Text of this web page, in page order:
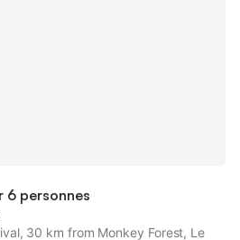
6 personnes
30 km from Monkey Forest, Le